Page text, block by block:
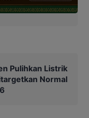
Pulihkan Listrik
Normal